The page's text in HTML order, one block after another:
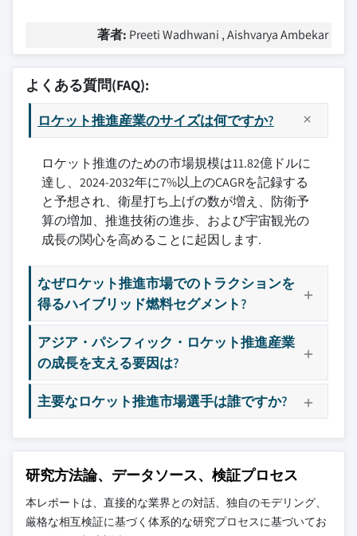
著者: Preeti Wadhwani , Aishvarya Ambekar
よくある質問(FAQ):
ロケット推進産業のサイズは何ですか?
ロケット推進のための市場規模は11.82億ドルに
達し、2024-2032年に7%以上のCAGRを記録する
と予想され、衛星打ち上げの数が増え、防衛予
算の増加、推進技術の進歩、および宇宙観光の
成長の関心を高めることに起因します.
なぜロケット推進市場でのトラクションを
得るハイブリッド燃料セグメント?
アジア・パシフィック・ロケット推進産業
の成長を支える要因は?
主要なロケット推進市場選手は誰ですか?
研究方法論、データソース、検証プロセス
本レポートは、直接的な業界との対話、独自のモデリング、
厳格な相互検証に基づく体系的な研究プロセスに基づいてお